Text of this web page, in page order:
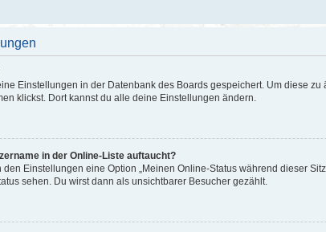
Einstellungen in der Datenbank des Boards gespeichert. Um diese
klickst. Dort kannst du alle deine Einstellungen ändern.
in der Online-Liste auftaucht?
Einstellungen eine Option „Meinen Online-Status während dieser
sehen. Du wirst dann als unsichtbarer Besucher gezählt.